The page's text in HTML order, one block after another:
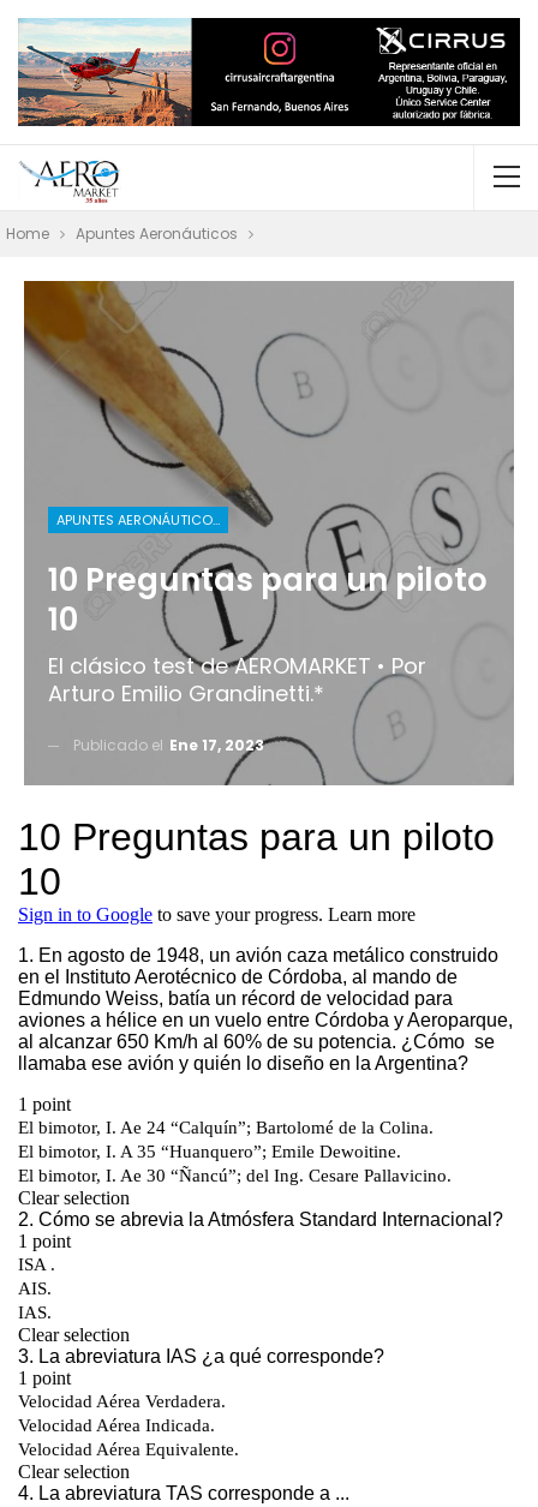
Home Apuntes Aeronáuticos
APUNTES AERONÁUTICOS
10 Preguntas para un piloto
10
El clásico test de AEROMARKET • Por
Arturo Emilio Grandinetti.*
Publicado el Ene 17, 2023